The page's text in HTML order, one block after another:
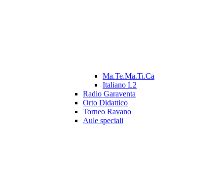
Ma.Te.Ma.Ti.Ca
Italiano L2
Radio Garaventa
Orto Didattico
Torneo Ravano
Aule speciali